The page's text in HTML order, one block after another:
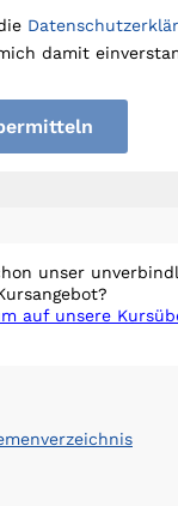
damit
unser
auf unsere